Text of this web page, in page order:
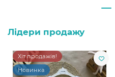
Лідери продажу
Хіт продажів!
Новинка